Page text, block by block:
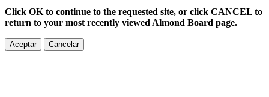
Click OK to continue to the requested site, or click CANCEL to
return to your most recently viewed Almond Board page.
Aceptar Cancelar